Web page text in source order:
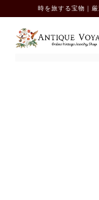
時を旅する宝物｜
TOP SOLD OUT カ